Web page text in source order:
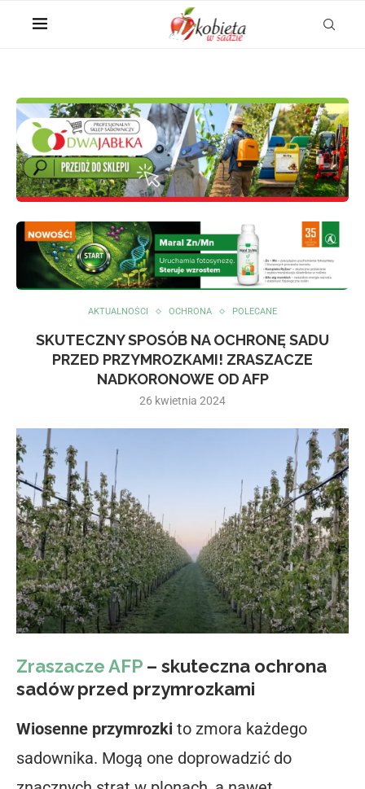
AKTUALNOŚCI OCHRONA POLECANE
SKUTECZNY SPOSÓB NA OCHRONĘ SADU
PRZED PRZYMROZKAMI! ZRASZACZE
NADKORONOWE OD AFP
26 kwietnia 2024
Zraszacze AFP – skuteczna ochrona
sadów przed przymrozkami
Wiosenne przymrozki to zmora każdego
sadownika. Mogą one doprowadzić do